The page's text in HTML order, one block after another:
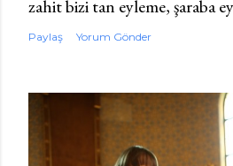
zahit bizi tan eyleme, şaraba
Paylaş Yorum Gönder